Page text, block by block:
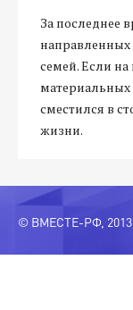
За последнее
направленных
семей. Если на
материальных
сместился в
жизни.
© ВМЕСТЕ-РФ,